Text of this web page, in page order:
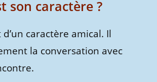
son caractère ?
caractère amical. Il
la conversation avec